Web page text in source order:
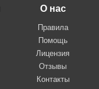
О нас
Правила
Помощь
Лицензия
Отзывы
Контакты